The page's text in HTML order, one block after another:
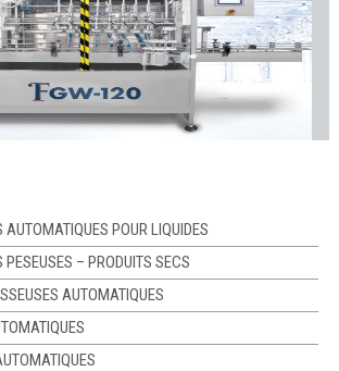
AUTOMATIQUES POUR LIQUIDES
PESEUSES – PRODUITS SECS
AUTOMATIQUES